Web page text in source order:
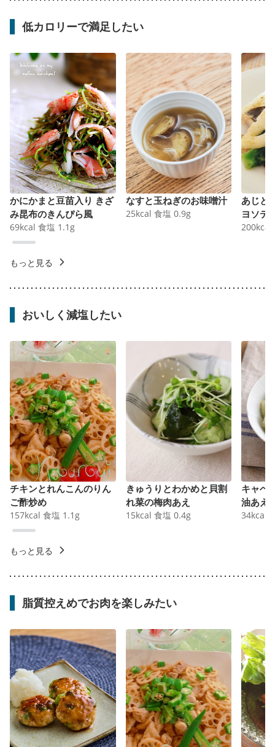
低カロリーで満足したい
かにかまと豆苗入り きざ
み昆布のきんぴら風
69kcal 食塩 1.1 g
なすと玉ねぎのお味噌汁
25kcal 食塩 0.9g
あじと
ヨソテ
200kcal
もっと見る
おいしく減塩したい
チキンとれんこんのりん
ご酢炒め
157kcal 食塩 1.1 g
きゅうりとわかめと貝割
れ菜の梅肉あえ
15kcal 食塩 0.4g
キャベ
油あえ
34kcal
もっと見る
脂質控えめでお肉を楽しみたい